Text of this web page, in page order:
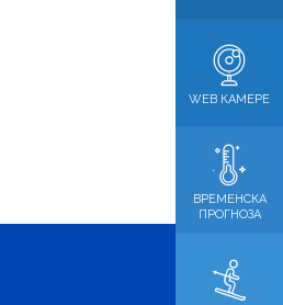
WEB КАМЕРЕ
ВРЕМЕНСКА
ПРОГНОЗА